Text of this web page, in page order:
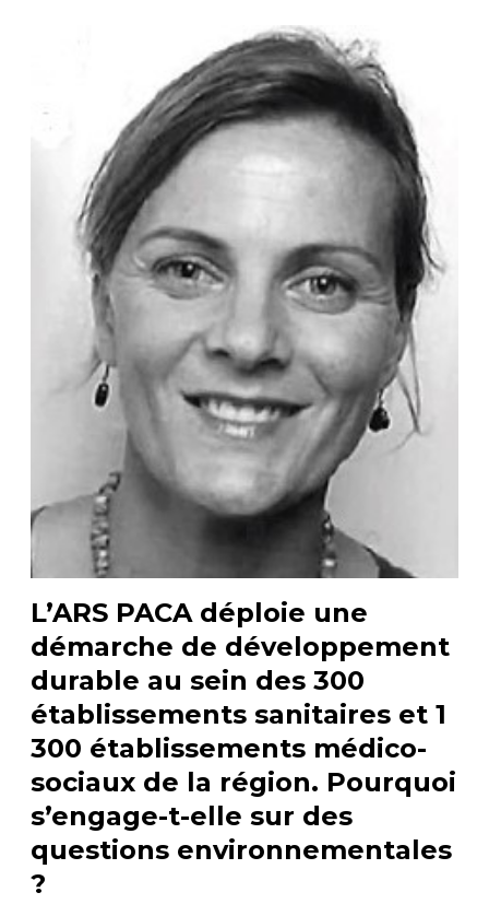
L’ARS PACA déploie une
démarche de développement
durable au sein des 300
établissements sanitaires et 1
300 établissements médico-
sociaux de la région. Pourquoi
s’engage-t-elle sur des
questions environnementales
?